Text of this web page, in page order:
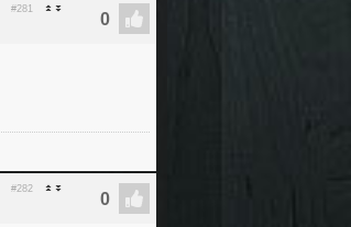
#281
#282